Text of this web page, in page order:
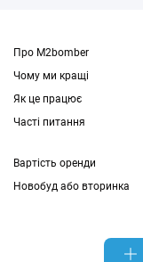
Про M2bomber
Чому ми кращі
Як це працює
Часті питання
Вартість оренди
Новобуд або вторинка